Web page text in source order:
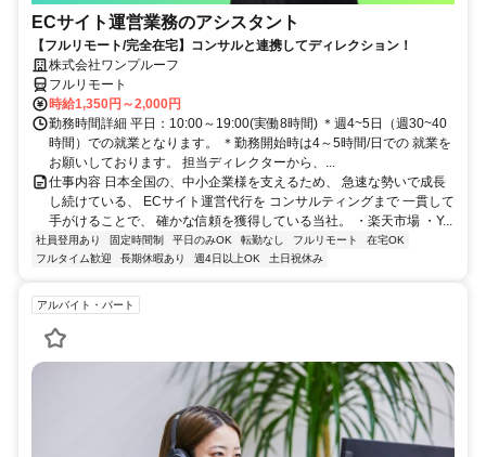
ECサイト運営業務のアシスタント
【フルリモート/完全在宅】コンサルと連携してディレクション！
株式会社ワンプルーフ
フルリモート
時給1,350円～2,000円
勤務時間詳細 平日：10:00～19:00(実働8時間) ＊週4~5日（週30~40
時間）での就業となります。 ＊勤務開始時は4～5時間/日での 就業を
お願いしております。 担当ディレクターから、...
仕事内容 日本全国の、中小企業様を支えるため、 急速な勢いで成長
し続けている、 ECサイト運営代行を コンサルティングまで 一貫して
手がけることで、 確かな信頼を獲得している当社。 ・楽天市場 ・Y...
社員登用あり 固定時間制 平日のみOK 転勤なし フルリモート
在宅OK
フルタイム歓迎
長期休暇あり 週4日以上OK 土日祝休み
アルバイト・パート